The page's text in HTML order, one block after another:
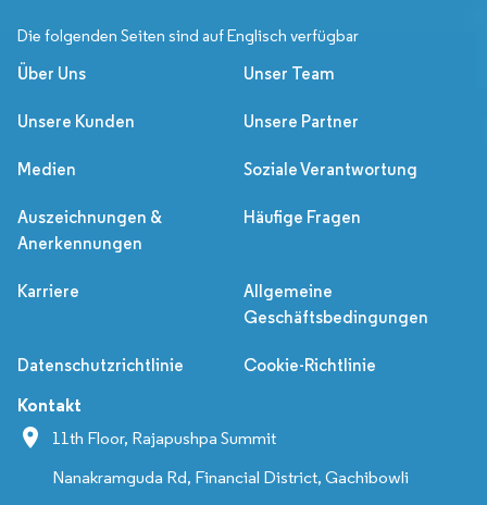
Die folgenden Seiten sind auf Englisch verfügbar
Über Uns Unser Team
Unsere Kunden Unsere Partner
Medien Soziale Verantwortung
Auszeichnungen &
Anerkennungen
Häufige Fragen
Karriere
Allgemeine
Geschäftsbedingungen
Datenschutzrichtlinie Cookie-Richtlinie
Kontakt
11th Floor, Rajapushpa Summit
Nanakramguda Rd, Financial District, Gachibowli